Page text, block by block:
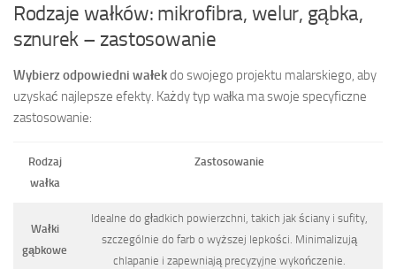
Rodzaje wałków: mikrofibra, welur, gąbka,
sznurek – zastosowanie
Wybierz odpowiedni wałekdo swojego projektu malarskiego, aby
uzyskać najlepsze efekty. Każdy typ wałka ma swoje specyficzne
zastosowanie:
Rodzaj
wałka
Zastosowanie
Wałki
gąbkowe
Idealne do gładkich powierzchni, takich jak ściany i sufity,
szczególnie do farb o wyższej lepkości. Minimalizują
chlapanie i zapewniają precyzyjne wykończenie.